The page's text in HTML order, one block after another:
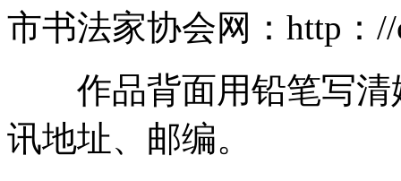
市书法家协会网：http：//
作品背面用铅笔写清
讯地址、邮编。